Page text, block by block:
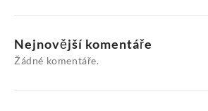
Nejnovější komentáře
Žádné komentáře.